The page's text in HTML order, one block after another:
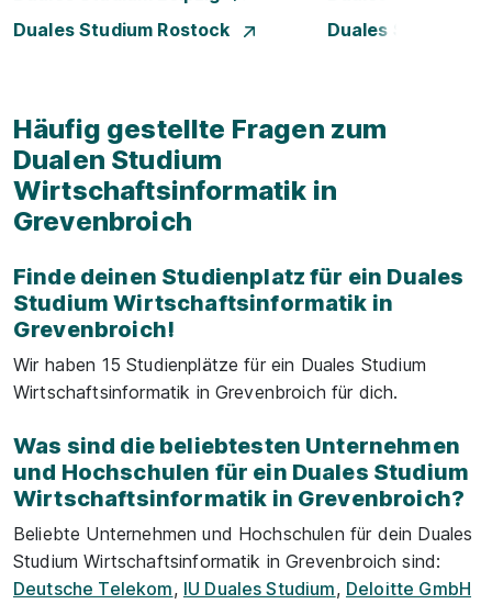
Duales Studium Rostock
Duales Studium
Häufig gestellte Fragen zum
Dualen Studium
Wirtschaftsinformatik in
Grevenbroich
Finde deinen Studienplatz für ein Duales
Studium Wirtschaftsinformatik in
Grevenbroich!
Wir haben 15 Studienplätze für ein Duales Studium
Wirtschaftsinformatik in Grevenbroich für dich.
Was sind die beliebtesten Unternehmen
und Hochschulen für ein Duales Studium
Wirtschaftsinformatik in Grevenbroich?
Beliebte Unternehmen und Hochschulen für dein Duales
Studium Wirtschaftsinformatik in Grevenbroich sind:
Deutsche Telekom, IU Duales Studium, Deloitte GmbH